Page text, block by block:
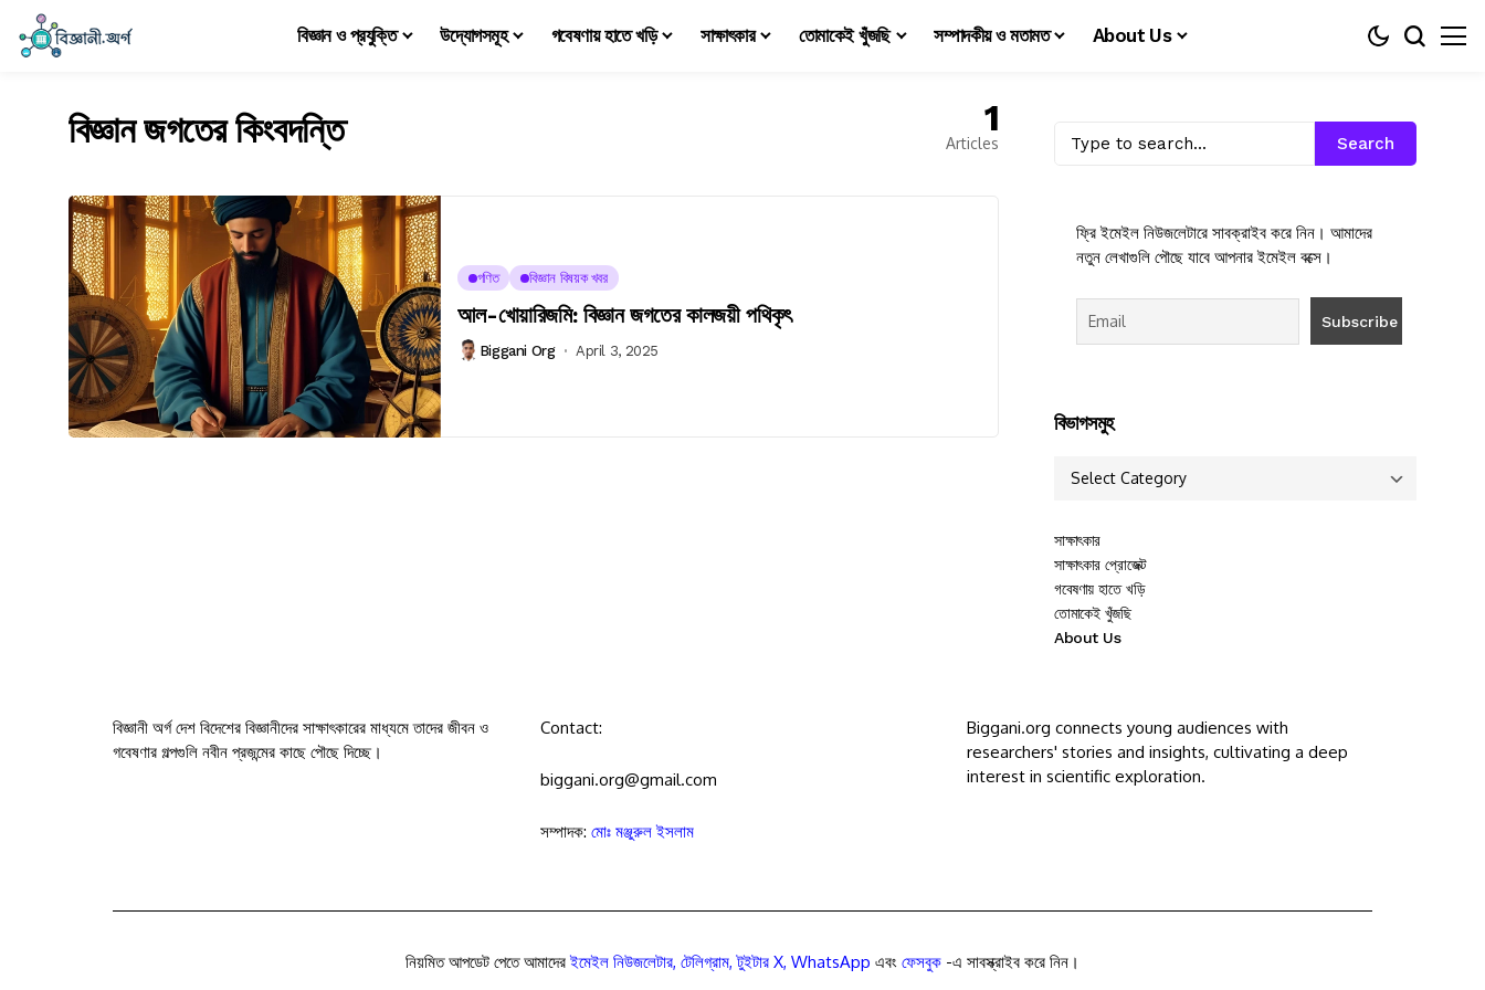
বিজ্ঞান ও প্রযুক্তি উদ্যোগসমূহ গবেষণায় হাতে খড়ি সাক্ষাৎকার তোমাকেই খুঁজছি সম্পাদকীয় ও মতামত About Us
বিজ্ঞান জগতের কিংবদন্তি 1
Articles
গণিত বিজ্ঞান বিষয়ক খবর
আল-খোয়ারিজমি: বিজ্ঞান জগতের কালজয়ী পথিকৃৎ
Biggani Org April 3, 2025
Search
ফ্রি ইমেইল নিউজলেটারে সাবক্রাইব করে নিন। আমাদের
নতুন লেখাগুলি পৌছে যাবে আপনার ইমেইল বক্সে।
বিভাগসমুহ
সাক্ষাৎকার
সাক্ষাৎকার প্রোজেক্ট
গবেষণায় হাতে খড়ি
তোমাকেই খুঁজছি
About Us
বিজ্ঞানী অর্গ দেশ বিদেশের বিজ্ঞানীদের সাক্ষাৎকারের মাধ্যমে তাদের জীবন ও
গবেষণার গল্পগুলি নবীন প্রজন্মের কাছে পৌছে দিচ্ছে।
Contact:
biggani.org@gmail.com
সম্পাদক: মোঃ মঞ্জুরুল ইসলাম
Biggani.org connects young audiences with
researchers' stories and insights, cultivating a deep
interest in scientific exploration.
নিয়মিত আপডেট পেতে আমাদেরইমেইল নিউজলেটার, টেলিগ্রাম,টুইটার X, WhatsApp এবং ফেসবুক -এ সাবস্ক্রাইব করে নিন।